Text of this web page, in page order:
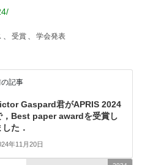
、 受賞 、 学会発表
記事
Gaspard君がAPRIS 2024
，Best paper awardを受賞し
した．
年11月20日